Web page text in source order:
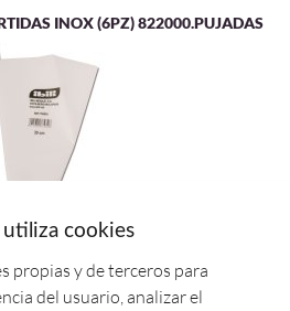
INOX (6PZ) 822000.PUJADAS
NYLON 40CM 756840.IBILI
cookies
propias y de terceros para
del usuario, analizar el